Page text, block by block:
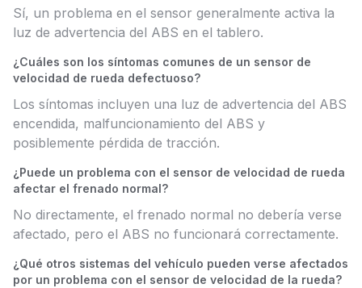
Sí, un problema en el sensor generalmente activa la
luz de advertencia del ABS en el tablero.
¿Cuáles son los síntomas comunes de un sensor de
velocidad de rueda defectuoso?
Los síntomas incluyen una luz de advertencia del ABS
encendida, malfuncionamiento del ABS y
posiblemente pérdida de tracción.
¿Puede un problema con el sensor de velocidad de rueda
afectar el frenado normal?
No directamente, el frenado normal no debería verse
afectado, pero el ABS no funcionará correctamente.
¿Qué otros sistemas del vehículo pueden verse afectados
por un problema con el sensor de velocidad de la rueda?